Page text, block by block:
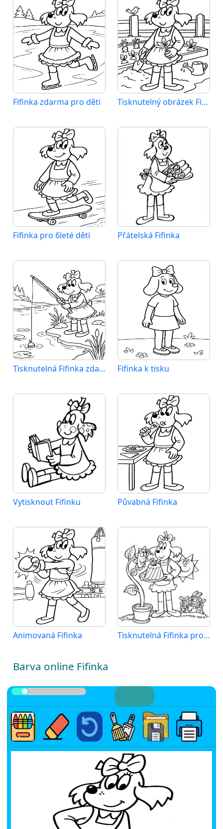
Fifinka zdarma pro děti Tisknutelný obrázek Fifinky
Fifinka pro 6leté děti Přátelská Fifinka
Tisknutelná Fifinka zdarma Fifinka k tisku
Vytisknout Fifinku Půvabná Fifinka
Animovaná Fifinka Tisknutelná Fifinka pro děti
Barva online Fifinka